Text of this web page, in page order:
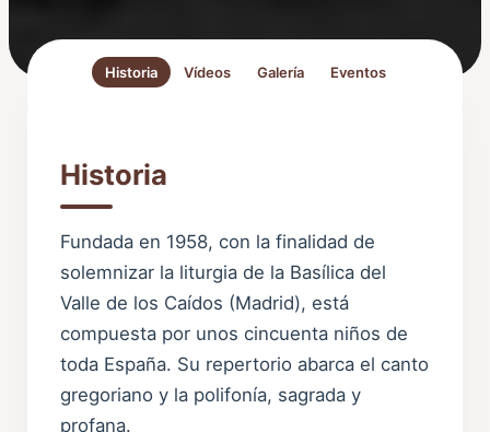
Historia Vídeos Galería Eventos
Historia
Fundada en 1958, con la finalidad de
solemnizar la liturgia de la Basílica del
Valle de los Caídos (Madrid), está
compuesta por unos cincuenta niños de
toda España. Su repertorio abarca el canto
gregoriano y la polifonía, sagrada y
profana.